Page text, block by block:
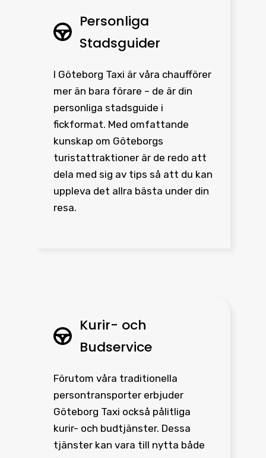
Personliga
Stadsguider
I Göteborg Taxi är våra chaufförer
mer än bara förare – de är din
personliga stadsguide i
fickformat. Med omfattande
kunskap om Göteborgs
turistattraktioner är de redo att
dela med sig av tips så att du kan
uppleva det allra bästa under din
resa.
Kurir- och
Budservice
Förutom våra traditionella
persontransporter erbjuder
Göteborg Taxi också pålitliga
kurir- och budtjänster. Dessa
tjänster kan vara till nytta både